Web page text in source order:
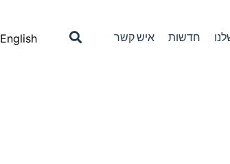
חדשות איש קשר English